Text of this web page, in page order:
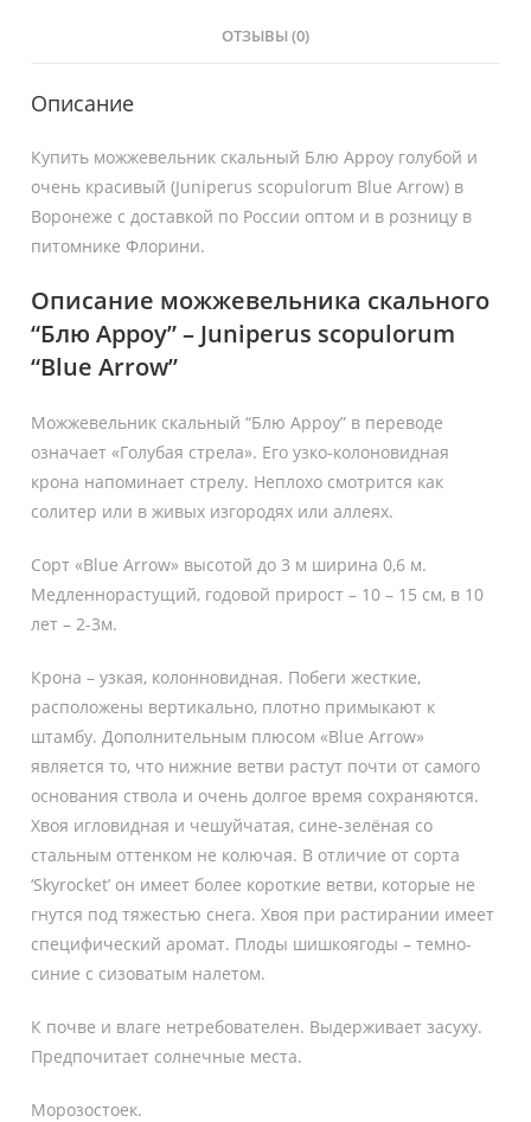
ОТЗЫВЫ (0)
Описание
Купить можжевельник скальный Блю Арроу голубой и
очень красивый (Juniperus scopulorum Blue Arrow) в
Воронеже с доставкой по России оптом и в розницу в
питомнике Флорини.
Описание можжевельника скального
“Блю Арроу” – Juniperus scopulorum
“Blue Arrow”
Можжевельник скальный “Блю Арроу” в переводе
означает «Голубая стрела». Его узко-колоновидная
крона напоминает стрелу. Неплохо смотрится как
солитер или в живых изгородях или аллеях.
Сорт «Blue Arrow» высотой до 3 м ширина 0,6 м.
Медленнорастущий, годовой прирост – 10 – 15 см, в 10
лет – 2-3м.
Крона – узкая, колонновидная. Побеги жесткие,
расположены вертикально, плотно примыкают к
штамбу. Дополнительным плюсом «Blue Arrow»
является то, что нижние ветви растут почти от самого
основания ствола и очень долгое время сохраняются.
Хвоя игловидная и чешуйчатая, сине-зелёная со
стальным оттенком не колючая. В отличие от сорта
‘Skyrocket’ он имеет более короткие ветви, которые не
гнутся под тяжестью снега. Хвоя при растирании имеет
специфический аромат. Плоды шишкоягоды – темно-
синие с сизоватым налетом.
К почве и влаге нетребователен. Выдерживает засуху.
Предпочитает солнечные места.
Морозостоек.